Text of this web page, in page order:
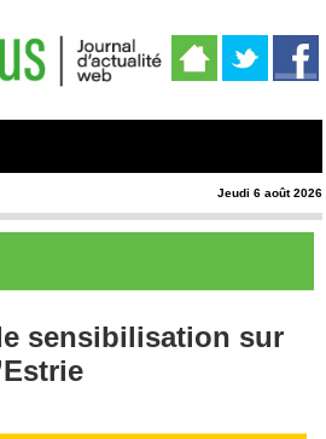
Jeudi 6 août 2026
sensibilisation sur